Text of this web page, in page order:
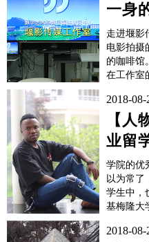
一身
媒工
走进堰影
电影拍摄
的咖啡
在工作室
温馨的老
工作室
工作室
任老师是
2018-08-
【人
业留
学院的优
以为常了
学生中，
基梅隆大
统”走向
2018-08-